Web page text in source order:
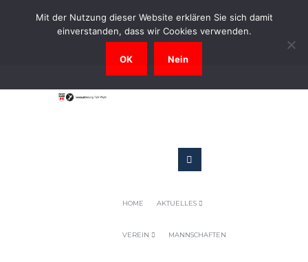
0731-9716400
Geschaeftsstelle@tennis-tsv-pfuhl.de
HOME AKTUELLES
VEREIN MANNSCHAFTEN
Mit der Nutzung dieser Website erklären Sie sich damit
einverstanden, dass wir Cookies verwenden.
OK Nein